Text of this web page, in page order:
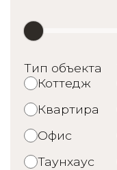
Тип объекта
Коттедж
Квартира
Офис
Таунхаус